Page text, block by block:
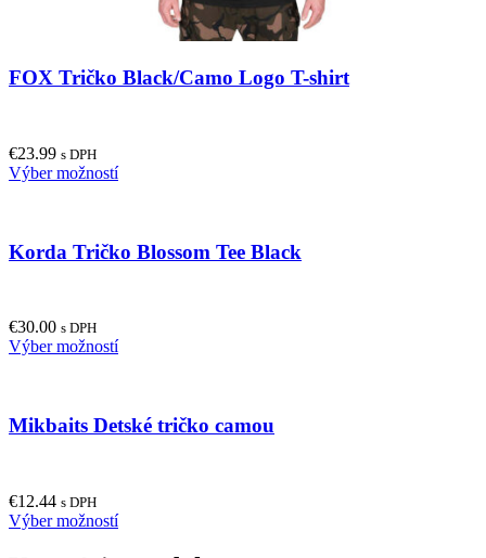
FOX Tričko Black/Camo Logo T-shirt
€23.99 s DPH
Výber možnostíThis
variants.
chosen
page
Korda Tričko Blossom Tee Black
€30.00 s DPH
Výber možnostíThis
variants.
chosen
Mikbaits Detské tričko camou
€12.44 s DPH
Výber možnostíThis